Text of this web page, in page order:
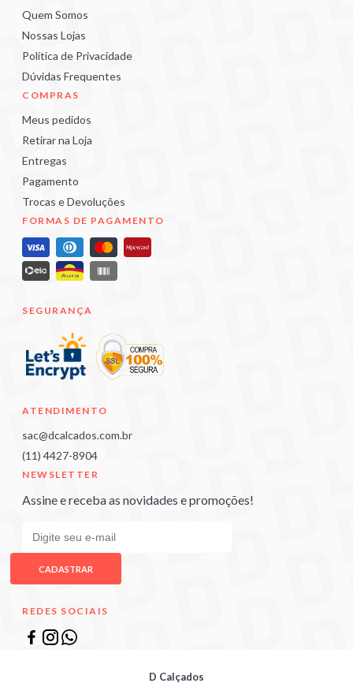
Quem Somos
Nossas Lojas
Política de Privacidade
Dúvidas Frequentes
COMPRAS
Meus pedidos
Retirar na Loja
Entregas
Pagamento
Trocas e Devoluções
FORMAS DE PAGAMENTO
SEGURANÇA
ATENDIMENTO
sac@dcalcados.com.br
(11) 4427-8904
NEWSLETTER
Assine e receba as novidades e promoções!
CADASTRAR
REDES SOCIAIS
D Calçados